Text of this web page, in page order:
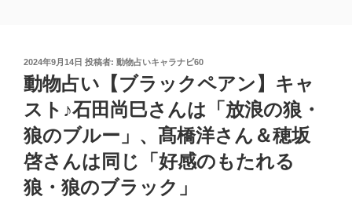
投
稿
日:
2024年9月14日 投稿者: 動物占いキャラナビ60
動物占い【ブラックペアン】キャ
スト♪石田尚巳さんは「放浪の狼・
狼のブルー」、髙橋洋さん＆穂坂
啓さんは同じ「好感のもたれる
狼・狼のブラック」